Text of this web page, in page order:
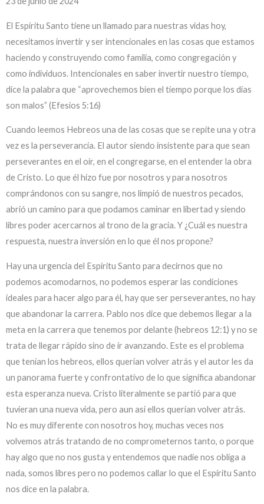
El Espíritu Santo tiene un llamado para nuestras vidas hoy,
necesitamos invertir y ser intencionales en las cosas que estamos
haciendo y construyendo como familia, como congregación y
como individuos. Intencionales en saber invertir nuestro tiempo,
dice la palabra que “aprovechemos bien el tiempo porque los días
son malos” (Efesios 5:16)
Cuando leemos Hebreos una de las cosas que se repite una y otra
vez es la perseverancia. El autor siendo insistente para que sean
perseverantes en el oír, en el congregarse, en el entender la obra
de Cristo. Lo que él hizo fue por nosotros y para nosotros
comprándonos con su sangre, nos limpió de nuestros pecados,
abrió un camino para que podamos caminar en libertad y siendo
libres poder acercarnos al trono de la gracia. Y ¿Cuál es nuestra
respuesta, nuestra inversión en lo que él nos propone?
Hay una urgencia del Espíritu Santo para decirnos que no
podemos acomodarnos, no podemos esperar las condiciones
ideales para hacer algo para él, hay que ser perseverantes, no hay
que abandonar la carrera. Pablo nos dice que debemos llegar a la
meta en la carrera que tenemos por delante (hebreos 12:1) y no se
trata de llegar rápido sino de ir avanzando. Este es el problema
que tenían los hebreos, ellos querían volver atrás y el autor les da
un panorama fuerte y confrontativo de lo que significa abandonar
esta esperanza nueva. Cristo literalmente se partió para que
tuvieran una nueva vida, pero aun así ellos querían volver atrás.
No es muy diferente con nosotros hoy, muchas veces nos
volvemos atrás tratando de no comprometernos tanto, o porque
hay algo que no nos gusta y entendemos que nadie nos obliga a
nada, somos libres pero no podemos callar lo que el Espíritu Santo
nos dice en la palabra.